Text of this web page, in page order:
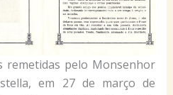
remetidas pelo Monsenhor
em 27 de março de